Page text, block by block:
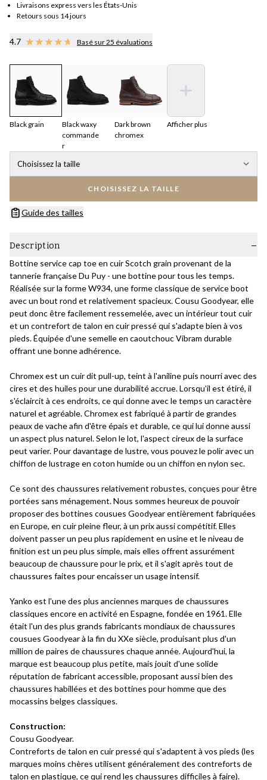
Livraisons express vers les États-Unis
Retours sous 14 jours
4.7 Basé sur 25 évaluations
Black grain
Black waxy
commande
r
Dark brown
chromex
Afficher plus
Choisissez la taille
CHOISISSEZ LA TAILLE
Guide des tailles
Description
Bottine service cap toe en cuir Scotch grain provenant de la
tannerie française Du Puy - une bottine pour tous les temps.
Réalisée sur la forme W934, une forme classique de service boot
avec un bout rond et relativement spacieux. Cousu Goodyear, elle
peut donc être facilement ressemelée, avec un intérieur tout cuir
et un contrefort de talon en cuir pressé qui s'adapte bien à vos
pieds. Équipée d'une semelle en caoutchouc Vibram durable
offrant une bonne adhérence.
Chromex est un cuir dit pull-up, teint à l'aniline puis nourri avec des
cires et des huiles pour une durabilité accrue. Lorsqu'il est étiré, il
s'éclaircit à ces endroits, ce qui donne avec le temps un caractère
naturel et agréable. Chromex est fabriqué à partir de grandes
peaux de vache afin d'être épais et durable, ce qui lui donne aussi
un aspect plus naturel. Selon le lot, l'aspect cireux de la surface
peut varier. Pour davantage de lustre, vous pouvez le polir avec un
chiffon de lustrage en coton humide ou un chiffon en nylon sec.
Ce sont des chaussures relativement robustes, conçues pour être
portées sans ménagement. Nous sommes heureux de pouvoir
proposer des bottines cousues Goodyear entièrement fabriquées
en Europe, en cuir pleine fleur, à un prix aussi compétitif. Elles
doivent passer un peu plus rapidement en usine et le niveau de
finition est un peu plus simple, mais elles offrent assurément
beaucoup de chaussure pour le prix, et il s'agit après tout de
chaussures faites pour encaisser un usage intensif.
Yanko est l'une des plus anciennes marques de chaussures
classiques encore en activité en Espagne, fondée en 1961. Elle
était l'un des plus grands fabricants mondiaux de chaussures
cousues Goodyear à la fin du XXe siècle, produisant plus d'un
million de paires de chaussures chaque année. Aujourd'hui, la
marque est beaucoup plus petite, mais jouit d'une solide
réputation de fabricant accessible, proposant aussi bien des
chaussures habillées et des bottines pour homme que des
mocassins belges classiques.
Construction:
Cousu Goodyear.
Contreforts de talon en cuir pressé qui s'adaptent à vos pieds (les
marques moins chères utilisent généralement des contreforts de
talon en plastique, ce qui rend les chaussures difficiles à faire).